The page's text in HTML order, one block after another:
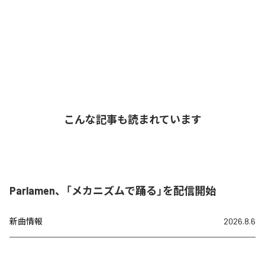
こんな記事も読まれています
Parlamen、「メカニズムで踊る」を配信開始
新曲情報 2026.8.6